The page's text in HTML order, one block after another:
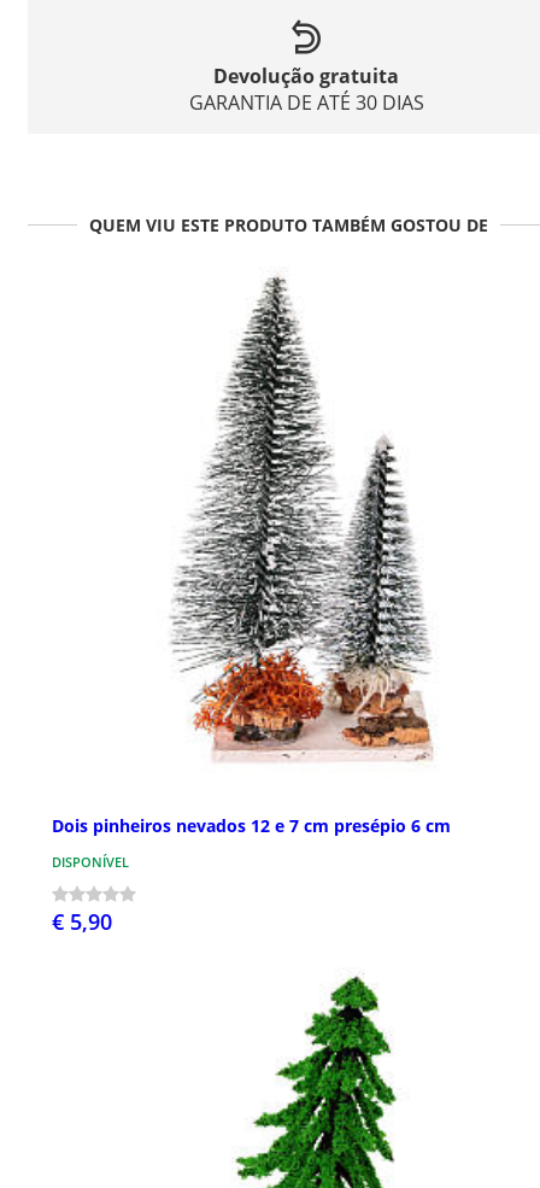
Devolução gratuita
GARANTIA DE ATÉ 30 DIAS
QUEM VIU ESTE PRODUTO TAMBÉM GOSTOU DE
Dois pinheiros nevados 12 e 7 cm presépio 6 cm
DISPONÍVEL
€ 5,90